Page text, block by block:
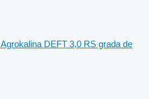
Agrokalina DEFT 3,0 RS grada de